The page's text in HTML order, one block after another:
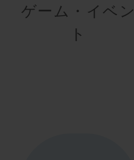
ゲーム・イベン
ト